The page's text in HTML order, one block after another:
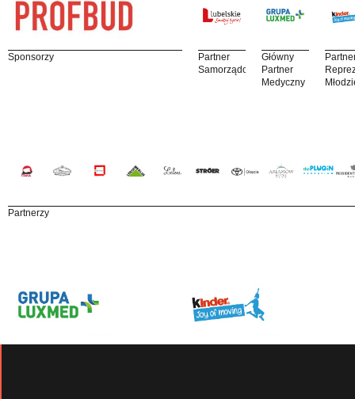
Sponsorzy
Partner
Samorządowy
Główny
Partner
Medyczny
Partnerzy